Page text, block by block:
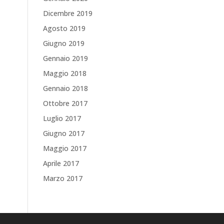
Dicembre 2019
Agosto 2019
Giugno 2019
Gennaio 2019
Maggio 2018
Gennaio 2018
Ottobre 2017
Luglio 2017
Giugno 2017
Maggio 2017
Aprile 2017
Marzo 2017